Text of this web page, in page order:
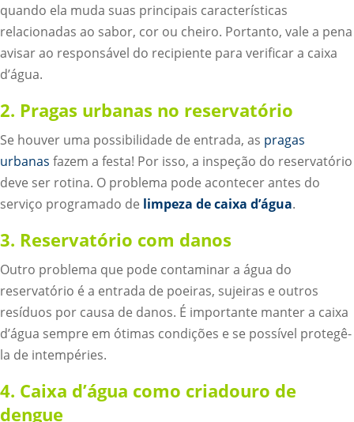
quando ela muda suas principais características
relacionadas ao sabor, cor ou cheiro. Portanto, vale a pena
avisar ao responsável do recipiente para verificar a caixa
d’água.
2. Pragas urbanas no reservatório
Se houver uma possibilidade de entrada, as pragas
urbanas fazem a festa! Por isso, a inspeção do reservatório
deve ser rotina. O problema pode acontecer antes do
serviço programado de limpeza de caixa d’água.
3. Reservatório com danos
Outro problema que pode contaminar a água do
reservatório é a entrada de poeiras, sujeiras e outros
resíduos por causa de danos. É importante manter a caixa
d’água sempre em ótimas condições e se possível protegê-
la de intempéries.
4. Caixa d’água como criadouro de
dengue